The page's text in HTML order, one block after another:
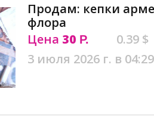
Продам: кепки
флора
Цена 30 Р.
0.39 $
3 июля 2026 г. в 04:29